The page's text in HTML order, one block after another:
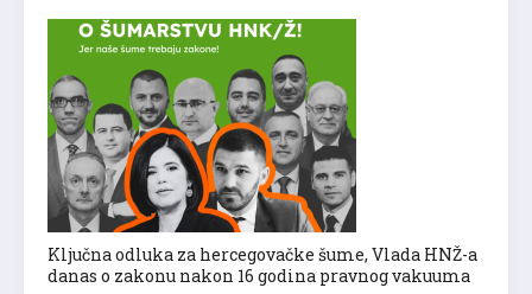
Ključna odluka za hercegovačke šume, Vlada HNŽ-a
danas o zakonu nakon 16 godina pravnog vakuuma